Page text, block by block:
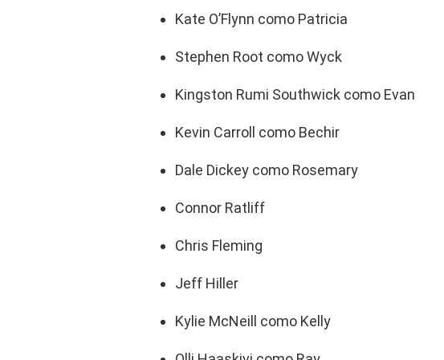
Kate O’Flynn como Patricia
Stephen Root como Wyck
Kingston Rumi Southwick como Evan
Kevin Carroll como Bechir
Dale Dickey como Rosemary
Connor Ratliff
Chris Fleming
Jeff Hiller
Kylie McNeill como Kelly